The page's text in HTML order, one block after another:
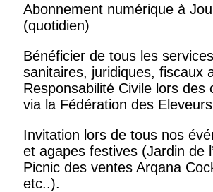
Abonnement numérique à
(quotidien)
Bénéficier de tous les services
sanitaires, juridiques, fiscaux
Responsabilité Civile lors des
via la Fédération des
Invitation lors de tous nos
et agapes festives (Jardin de
Picnic des ventes Arqana
etc..).